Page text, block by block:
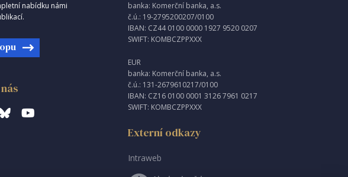
nabídku námi
banka: Komerční banka, a.s.
č.ú.: 19-2795200207/0100
IBAN: CZ44 0100 0000 1927 9520 0207
SWIFT: KOMBCZPPXXX
EUR
banka: Komerční banka, a.s.
č.ú.: 131-2679610217/0100
IBAN: CZ16 0100 0001 3126 7961 0217
SWIFT: KOMBCZPPXXX
Externí odkazy
Intraweb